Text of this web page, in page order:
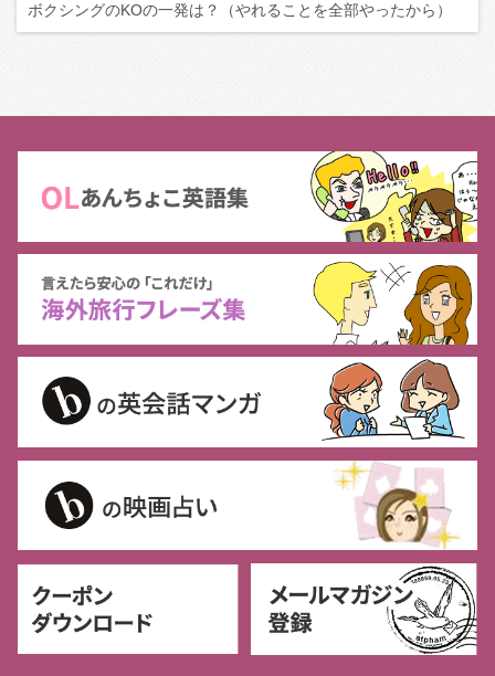
ボクシングのKOの一発は？（やれることを全部やったから）